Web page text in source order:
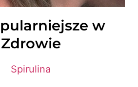
w
Zdrowie
Spirulina